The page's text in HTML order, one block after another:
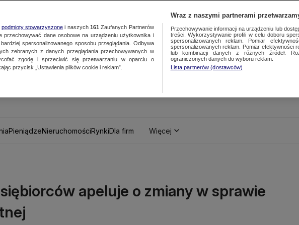
PieniądzeNieruchomościRynkiDla firm Więcej
apeluje o zmiany w sprawie
podmioty stowarzyszonei naszych 161 Zaufanych Partnerów
dane osobowe na urządzeniu użytkownika i
spersonalizowanego sposobu przeglądania. Odbywa
zebranych z danych przeglądania przechowywanych w
zgodę i sprzeciwić się przetwarzaniu w oparciu o
przycisk „Ustawienia plików cookie i reklam”.
Wraz z naszymi partnerami
Przechowywanie informacji na urządzeniu lub
treści. Wykorzystywanie profili w celu doboru
spersonalizowanych reklam. Pomiar
spersonalizowanych reklam. Pomiar efektywności
lub kombinacji danych z różnych źródeł.
ograniczonych danych do wyboru reklam.
Lista partnerów (dostawców)